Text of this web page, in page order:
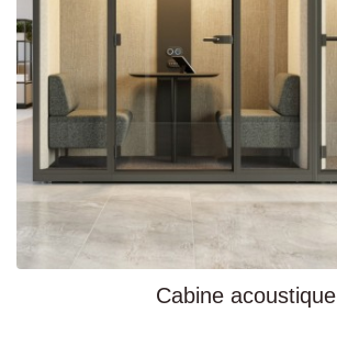
Cabine acoustique